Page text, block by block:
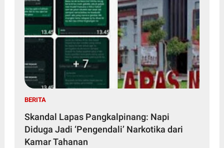
BERITA
Skandal Lapas Pangkalpinang: Napi
Diduga Jadi ‘Pengendali’ Narkotika dari
Kamar Tahanan